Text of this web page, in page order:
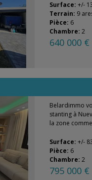
Surface: +/-
Terrain: 9
Pièce: 6
Chambre: 2
640 000 €
Belardimmo
stanting à
la zone
Surface: +/-
Pièce: 6
Chambre: 2
795 000 €